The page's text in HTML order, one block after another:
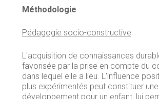
Méthodologie
Pédagogie socio-constructive
L'acquisition de connaissances
favorisée par la prise en compte du
dans lequel elle a lieu. L'influence
plus expérimentés peut constituer
développement pour un enfant, lui